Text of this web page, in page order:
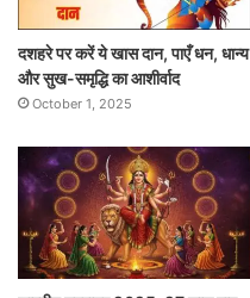
दशहरे पर करें ये खास दान, पाएँ धन, धान्य
और सुख-समृद्धि का आशीर्वाद
October 1, 2025